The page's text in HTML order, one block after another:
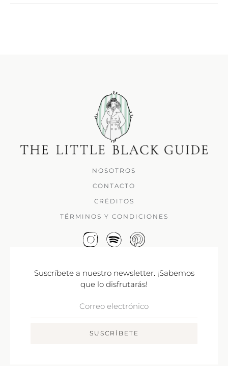
NOSOTROS
CONTACTO
CRÉDITOS
TÉRMINOS Y CONDICIONES
Suscríbete a nuestro newsletter. ¡Sabemos
que lo disfrutarás!
SUSCRÍBETE